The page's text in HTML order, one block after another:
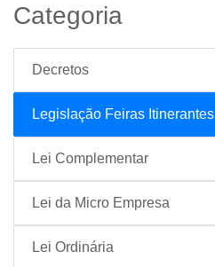
Categoria
Decretos
Legislação Feiras Itinerantes
Lei Complementar
Lei da Micro Empresa
Lei Ordinária